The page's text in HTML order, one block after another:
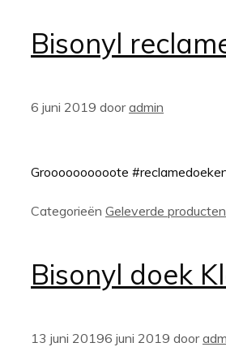
Bisonyl
6 juni 2019 dooradmin
Groooooooooote
Categorieën Geleverde producten
Bisonyl doek
13 juni 20196 juni 2019 door